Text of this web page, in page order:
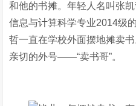
和他的书摊。年轻人名叫张
信息与计算科学专业2014级
哲一直在学校外面摆地摊卖
亲切的外号——“卖书哥”。